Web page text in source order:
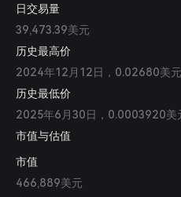
日交易量
39,473.39美元
历史最高价
2024年12月12日，0.02680美元
历史最低价
2025年6月30日，0.0003920美
市值与估值
市值
466,889美元